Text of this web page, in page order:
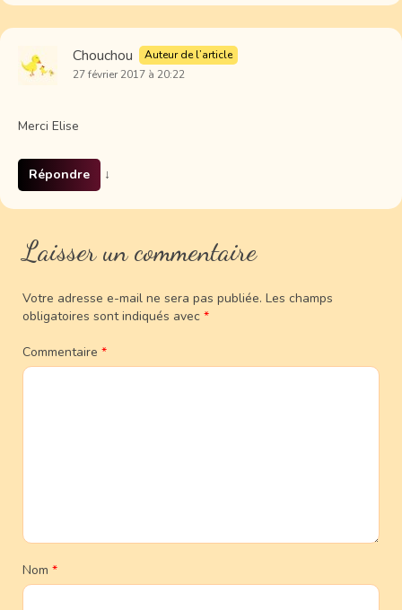
Chouchou
Auteur de l’article
27 février 2017 à 20:22
Merci Elise
Répondre ↓
Laisser un commentaire
Votre adresse e-mail ne sera pas publiée. Les champs
obligatoires sont indiqués avec *
Commentaire *
Nom *